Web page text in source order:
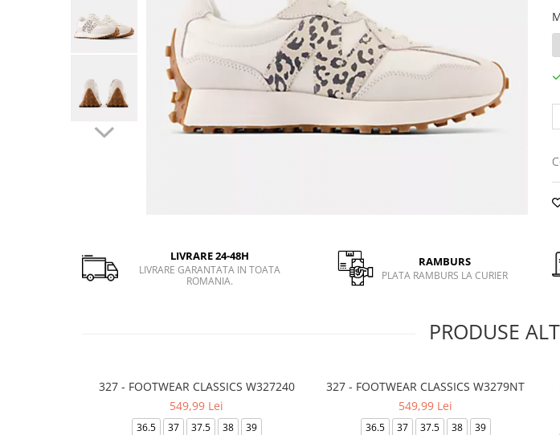
Pantofi sport femei
LIVRARE 24-48H
LIVRARE GARANTATA IN TOATA
ROMANIA.
RAMBURS
PLATA RAMBURS LA CURIER
PRODUSE
327 - FOOTWEAR CLASSICS W327240
549,99 Lei
36.5 37 37.5 38 39
327 - FOOTWEAR CLASSICS W3279NT
549,99 Lei
36.5 37 37.5 38 39